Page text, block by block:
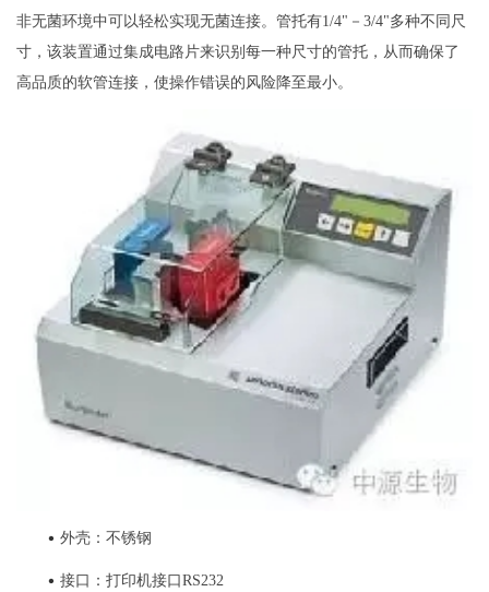
非无菌环境中可以轻松实现无菌连接。管托有1/4"－3/4"多种不同尺
寸，该装置通过集成电路片来识别每一种尺寸的管托，从而确保了
高品质的软管连接，使操作错误的风险降至最小。
• 外壳：不锈钢
• 接口：打印机接口RS232